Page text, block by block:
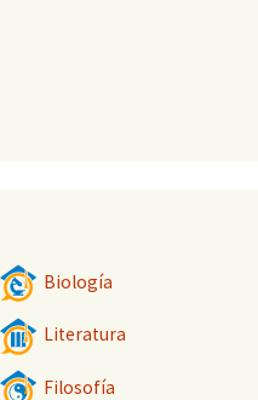
Biología
Literatura
Filosofía